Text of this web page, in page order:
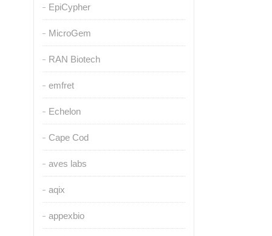
EpiCypher
MicroGem
RAN Biotech
emfret
Echelon
Cape Cod
aves labs
aqix
appexbio